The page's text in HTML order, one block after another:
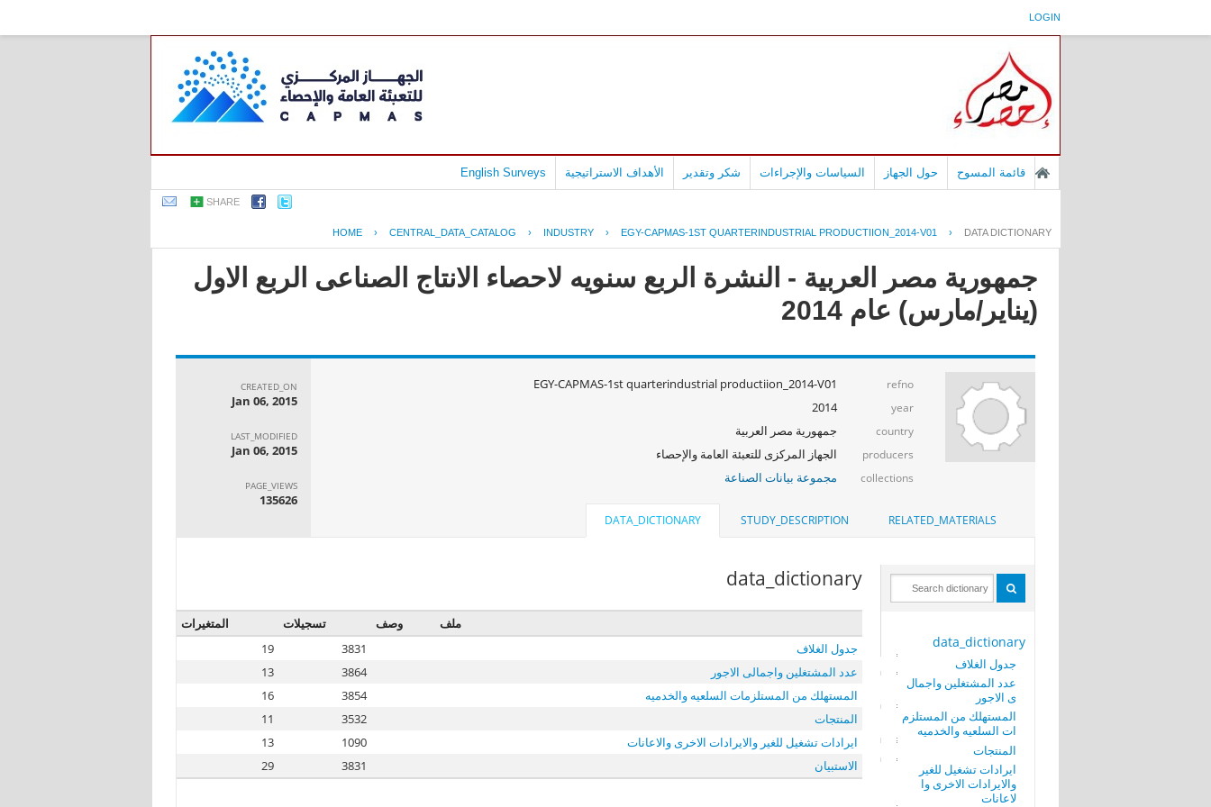
LOGIN
قائمة المسوح حول الجهاز السياسات والإجراءات شكر وتقدير الأهداف الاستراتيجية English Surveys
SHARE
HOME › CENTRAL_DATA_CATALOG › INDUSTRY › EGY-CAPMAS-1ST QUARTERINDUSTRIAL PRODUCTIION_2014-V01 › DATA DICTIONARY
جمهورية مصر العربية - النشرة الربع سنويه لاحصاء الانتاج الصناعى الربع الاول
(يناير/مارس) عام 2014
refno
EGY-CAPMAS-1st quarterindustrial productiion_2014-V01
year
2014
country جمهورية مصر العربية
producers الجهاز المركزى للتعبئة العامة والإحصاء
collections مجموعة بيانات الصناعة
CREATED_ON
Jan 06, 2015
LAST_MODIFIED
Jan 06, 2015
PAGE_VIEWS
135626
RELATED_MATERIALS
STUDY_DESCRIPTION
DATA_DICTIONARY
data_dictionary
جدول الغلاف
عدد المشتغلين واجمال
ى الاجور
المستهلك من المستلزم
ات السلعيه والخدميه
المنتجات
ايرادات تشغيل للغير
والايرادات الاخرى وا
لاعانات
data_dictionary
ملف وصف تسجيلات
المتغيرات
جدول الغلاف
3831
19
عدد المشتغلين واجمالى الاجور
3864
13
المستهلك من المستلزمات السلعيه والخدميه
3854
16
المنتجات
3532
11
ايرادات تشغيل للغير والايرادات الاخرى والاعانات
1090
13
الاستبيان
3831
29